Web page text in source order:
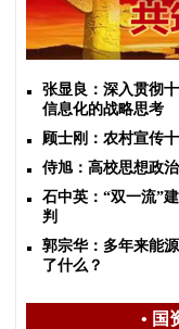
张显良：深入贯彻
信息化的战略思考
顾士刚：农村宣传
侍旭：高校思想政
石中英：“双一流”
判
郭宗华：多年来能
了什么？
• 国